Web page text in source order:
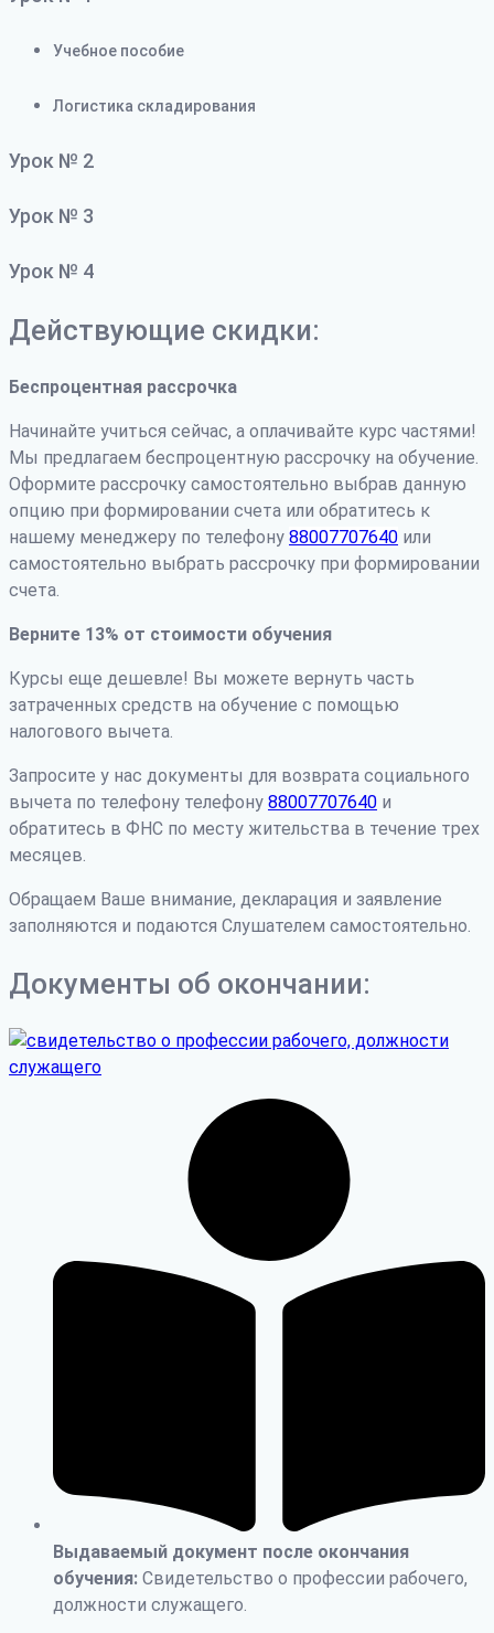
Учебное пособие
Логистика складирования
Урок № 2
Урок № 3
Урок № 4
Действующие скидки:
Беспроцентная рассрочка
Начинайте учиться сейчас, а оплачивайте курс частями!
Мы предлагаем беспроцентную рассрочку на обучение.
Оформите рассрочку самостоятельно выбрав данную
опцию при формировании счета или обратитесь к
нашему менеджеру по телефону 88007707640 или
самостоятельно выбрать рассрочку при формировании
счета.
Верните 13% от стоимости обучения
Курсы еще дешевле! Вы можете вернуть часть
затраченных средств на обучение с помощью
налогового вычета.
Запросите у нас документы для возврата социального
вычета по телефону телефону 88007707640 и
обратитесь в ФНС по месту жительства в течение трех
месяцев.
Обращаем Ваше внимание, декларация и заявление
заполняются и подаются Слушателем самостоятельно.
Документы об окончании:
Выдаваемый документ после окончания
обучения: Свидетельство о профессии рабочего,
должности служащего.